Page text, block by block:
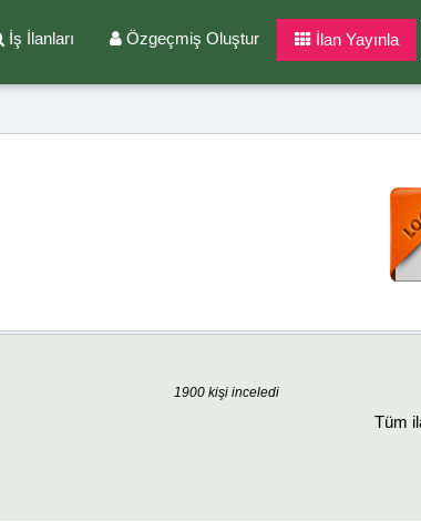
İş İlanları Özgeçmiş Oluştur İlan Yayınla
1900 kişi inceledi
Tüm